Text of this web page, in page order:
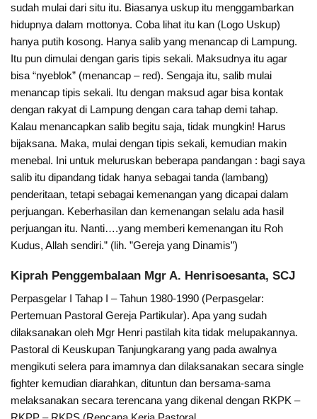
sudah mulai dari situ itu. Biasanya uskup itu menggambarkan
hidupnya dalam mottonya. Coba lihat itu kan (Logo Uskup)
hanya putih kosong. Hanya salib yang menancap di Lampung.
Itu pun dimulai dengan garis tipis sekali. Maksudnya itu agar
bisa “nyeblok” (menancap – red). Sengaja itu, salib mulai
menancap tipis sekali. Itu dengan maksud agar bisa kontak
dengan rakyat di Lampung dengan cara tahap demi tahap.
Kalau menancapkan salib begitu saja, tidak mungkin! Harus
bijaksana. Maka, mulai dengan tipis sekali, kemudian makin
menebal. Ini untuk meluruskan beberapa pandangan : bagi saya
salib itu dipandang tidak hanya sebagai tanda (lambang)
penderitaan, tetapi sebagai kemenangan yang dicapai dalam
perjuangan. Keberhasilan dan kemenangan selalu ada hasil
perjuangan itu. Nanti….yang memberi kemenangan itu Roh
Kudus, Allah sendiri.” (lih. ”Gereja yang Dinamis”)
Kiprah Penggembalaan Mgr A. Henrisoesanta, SCJ
Perpasgelar I Tahap I – Tahun 1980-1990 (Perpasgelar:
Pertemuan Pastoral Gereja Partikular). Apa yang sudah
dilaksanakan oleh Mgr Henri pastilah kita tidak melupakannya.
Pastoral di Keuskupan Tanjungkarang yang pada awalnya
mengikuti selera para imamnya dan dilaksanakan secara single
fighter kemudian diarahkan, dituntun dan bersama-sama
melaksanakan secara terencana yang dikenal dengan RKPK –